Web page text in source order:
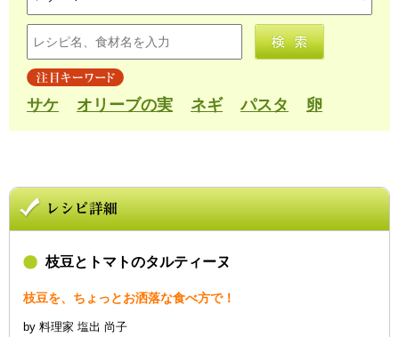
サケ オリーブの実 ネギ パスタ 卵
枝豆とトマトのタルティーヌ
枝豆を、ちょっとお洒落な食べ方で！
by 料理家 塩出 尚子